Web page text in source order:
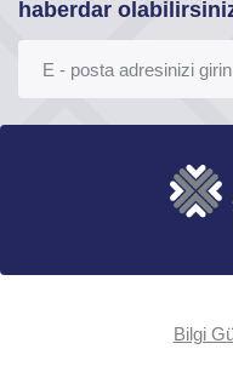
haberdar
Bilgi